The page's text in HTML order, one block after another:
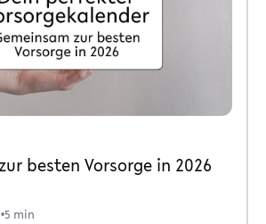
besten Vorsorge in 2026
•5 min